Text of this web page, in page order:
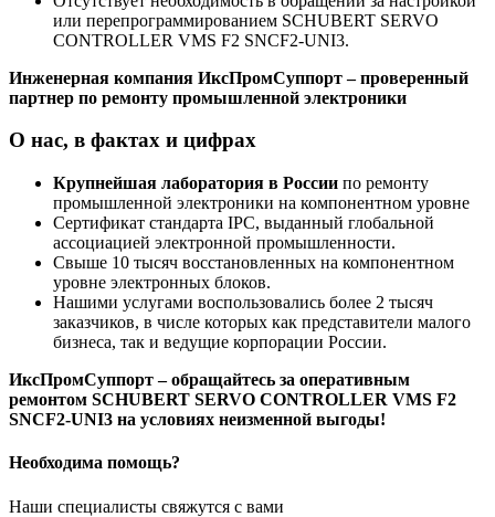
или перепрограммированием SCHUBERT SERVO
CONTROLLER VMS F2 SNCF2-UNI3.
Инженерная компания ИксПромСуппорт – проверенный
партнер по ремонту промышленной электроники
О нас, в фактах и цифрах
Крупнейшая лаборатория в России по ремонту
промышленной электроники на компонентном уровне
Сертификат стандарта IPC, выданный глобальной
ассоциацией электронной промышленности.
Свыше 10 тысяч восстановленных на компонентном
уровне электронных блоков.
Нашими услугами воспользовались более 2 тысяч
заказчиков, в числе которых как представители малого
бизнеса, так и ведущие корпорации России.
ИксПромСуппорт – обращайтесь за оперативным
ремонтом SCHUBERT SERVO CONTROLLER VMS F2
SNCF2-UNI3 на условиях неизменной выгоды!
Необходима помощь?
Наши специалисты свяжутся с вами